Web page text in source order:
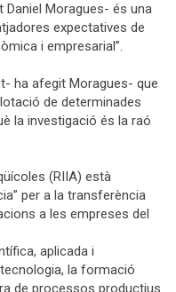
Daniel Moragues- és una
expectatives de
i empresarial”.
ha afegit Moragues- que
de determinades
la investigació és la raó
(RIIA) està
per a la transferència
a les empreses del
aplicada i
la formació
de processos productius